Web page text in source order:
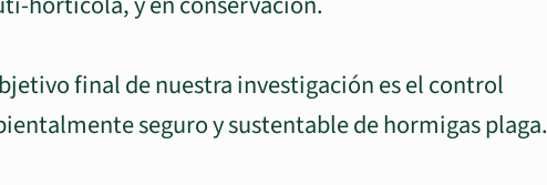
final de nuestra investigación es el control
seguro y sustentable de hormigas plaga.